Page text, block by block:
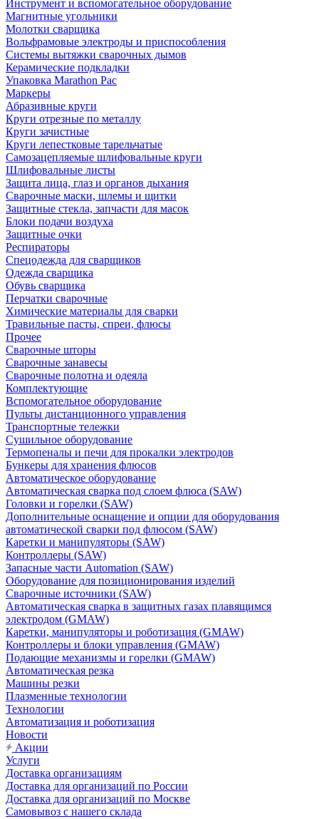
Инструмент и вспомогательное оборудование
Магнитные угольники
Молотки сварщика
Вольфрамовые электроды и приспособления
Системы вытяжки сварочных дымов
Керамические подкладки
Упаковка Marathon Pac
Маркеры
Абразивные круги
Круги отрезные по металлу
Круги зачистные
Круги лепестковые тарельчатые
Самозацепляемые шлифовальные круги
Шлифовальные листы
Защита лица, глаз и органов дыхания
Сварочные маски, шлемы и щитки
Защитные стекла, запчасти для масок
Блоки подачи воздуха
Защитные очки
Респираторы
Спецодежда для сварщиков
Одежда сварщика
Обувь сварщика
Перчатки сварочные
Химические материалы для сварки
Травильные пасты, спреи, флюсы
Прочее
Сварочные шторы
Сварочные занавесы
Сварочные полотна и одеяла
Комплектующие
Вспомогательное оборудование
Пульты дистанционного управления
Транспортные тележки
Сушильное оборудование
Термопеналы и печи для прокалки электродов
Бункеры для хранения флюсов
Автоматическое оборудование
Автоматическая сварка под слоем флюса (SAW)
Головки и горелки (SAW)
Дополнительные оснащение и опции для оборудования
автоматической сварки под флюсом (SAW)
Каретки и манипуляторы (SAW)
Контроллеры (SAW)
Запасные части Automation (SAW)
Оборудование для позиционирования изделий
Сварочные источники (SAW)
Автоматическая сварка в защитных газах плавящимся
электродом (GMAW)
Каретки, манипуляторы и роботизация (GMAW)
Контроллеры и блоки управления (GMAW)
Подающие механизмы и горелки (GMAW)
Автоматическая резка
Машины резки
Плазменные технологии
Технологии
Автоматизация и роботизация
Новости
Акции
Услуги
Доставка организациям
Доставка для организаций по России
Доставка для организаций по Москве
Самовывоз с нашего склада